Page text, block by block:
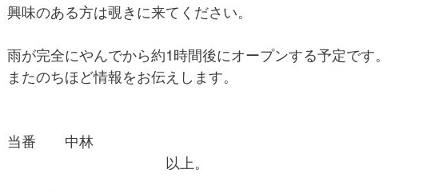
興味のある方は覗きに来てください。
雨が完全にやんでから約1時間後にオープンする予定です。
またのちほど情報をお伝えします。
当番　　中林
以上。